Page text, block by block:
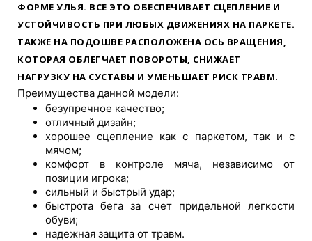
ФОРМЕ УЛЬЯ. ВСЕ ЭТО ОБЕСПЕЧИВАЕТ СЦЕПЛЕНИЕ И
УСТОЙЧИВОСТЬ ПРИ ЛЮБЫХ ДВИЖЕНИЯХ НА ПАРКЕТЕ.
ТАКЖЕ НА ПОДОШВЕ РАСПОЛОЖЕНА ОСЬ ВРАЩЕНИЯ,
КОТОРАЯ ОБЛЕГЧАЕТ ПОВОРОТЫ, СНИЖАЕТ
НАГРУЗКУ НА СУСТАВЫ И УМЕНЬШАЕТ РИСК ТРАВМ.
Преимущества данной модели:
безупречное качество;
отличный дизайн;
хорошее сцепление как с паркетом, так и с
мячом;
комфорт в контроле мяча, независимо от
позиции игрока;
сильный и быстрый удар;
быстрота бега за счет придельной легкости
обуви;
надежная защита от травм.